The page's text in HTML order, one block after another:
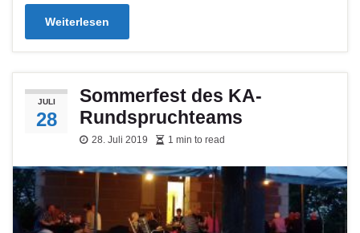
Weiterlesen
JULI
28
Sommerfest des KA-
Rundspruchteams
28. Juli 2019 1 min to read